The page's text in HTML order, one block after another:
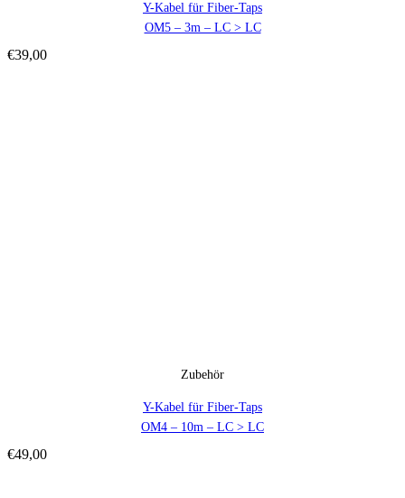
Y-Kabel für Fiber-Taps
OM5 – 3m – LC > LC
€39,00
Zubehör
Y-Kabel für Fiber-Taps
OM4 – 10m – LC > LC
€49,00